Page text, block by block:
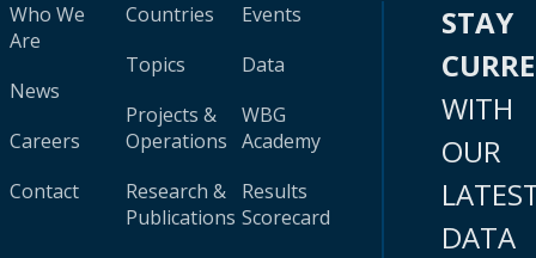
Who We
Are
News
Careers
Contact
Countries
Topics
Projects &
Operations
Research &
Publications
Events
Data
WBG
Academy
Results
Scorecard
STAY
WITH
OUR
DATA